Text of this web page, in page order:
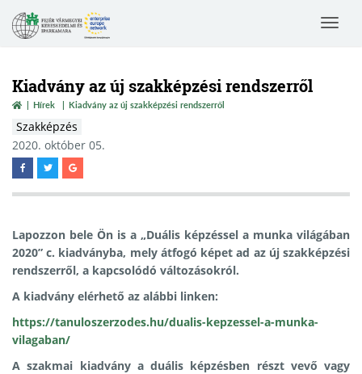
Toggle
Kiadvány az új szakképzési rendszerről
Hírek Kiadvány az új szakképzési rendszerről
Szakképzés
2020. október 05.
Lapozzon bele Ön is a „Duális képzéssel a munka világában
2020” c. kiadványba, mely átfogó képet ad az új szakképzési
rendszerről, a kapcsolódó változásokról.
A kiadvány elérhető az alábbi linken:
https://tanuloszerzodes.hu/dualis-kepzessel-a-munka-
vilagaban/
A szakmai kiadvány a duális képzésben részt vevő vagy